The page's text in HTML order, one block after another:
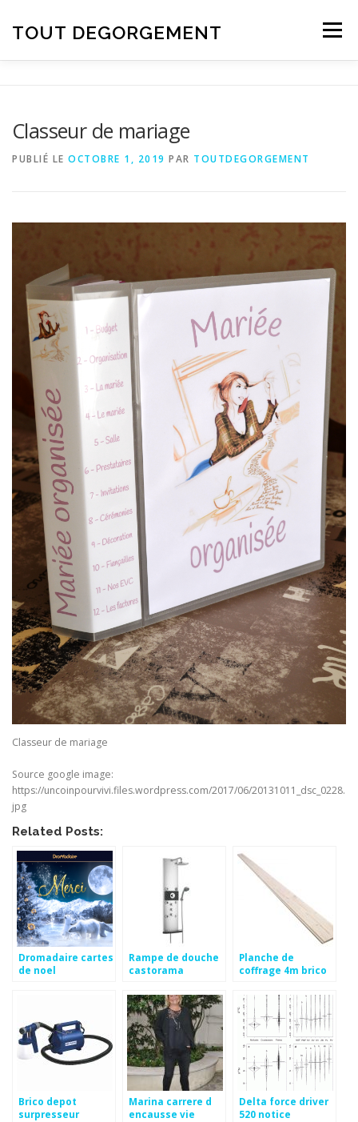
TOUT DEGORGEMENT Menu
Classeur de mariage
PUBLIÉ LE OCTOBRE 1, 2019 PAR TOUTDEGORGEMENT
Classeur de mariage
Source google image:
https://uncoinpourvivi.files.wordpress.com/2017/06/20131011_dsc_0228.
jpg
Related Posts:
Dromadaire cartes
de noel
Rampe de douche
castorama
Planche de
coffrage 4m brico
Brico depot
surpresseur
Marina carrere d
encausse vie
Delta force driver
520 notice